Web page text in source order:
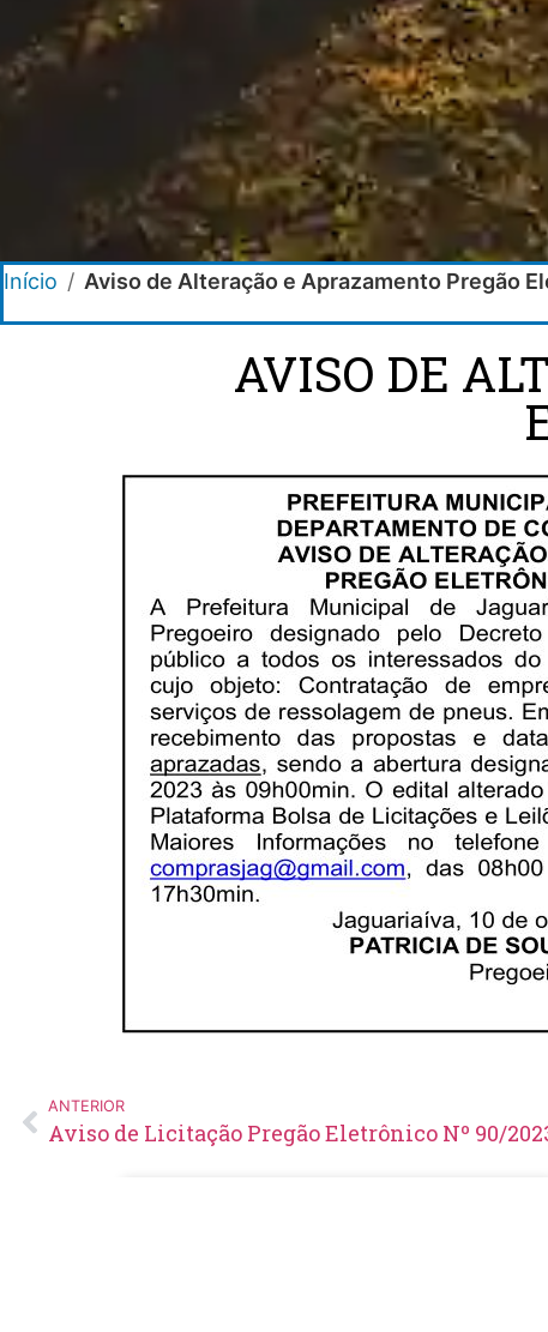
Início / Aviso de Alteração e Aprazamento Pregão
AVISO DE
ANTERIOR
Aviso de Licitação Pregão Eletrônico Nº 90/